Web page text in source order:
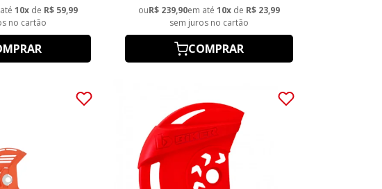
10xde R$ 59,99
no cartão
ouR$ 239,90em até10x de R$ 23,99
sem juros no cartão
COMPRAR